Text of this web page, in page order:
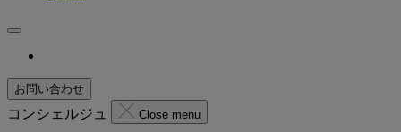
お問い合わせ
コンシェルジュ Close menu